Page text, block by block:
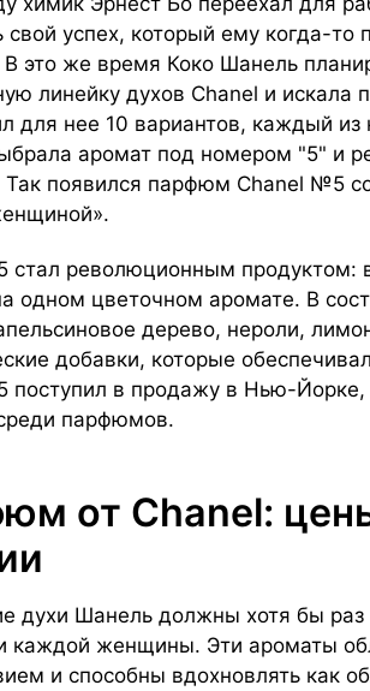
свой успех, который ему когда-то
В это же время Коко Шанель
линейку духов Chanel и
для нее 10 вариантов, каждый
аромат под номером "5" и
Так появился парфюм Chanel №5
стал революционным продуктом:
одном цветочном аромате. В
дерево, нероли,
добавки, которые
поступил в продажу в Нью-Йорке,
парфюмов.
от Chanel:
духи Шанель должны хотя бы раз
каждой женщины. Эти ароматы
и способны вдохновлять как